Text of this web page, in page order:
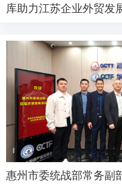
库助力江苏企业外贸发
惠州市委统战部常务副